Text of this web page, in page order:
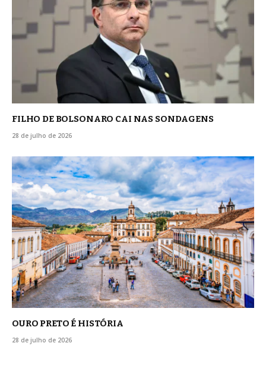
FILHO DE BOLSONARO CAI NAS SONDAGENS
28 de julho de 2026
OURO PRETO É HISTÓRIA
28 de julho de 2026